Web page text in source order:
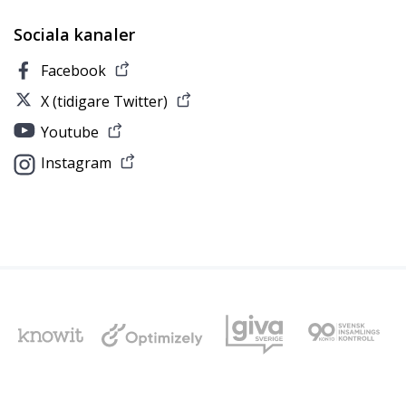
Sociala kanaler
Facebook
X (tidigare Twitter)
Youtube
Instagram